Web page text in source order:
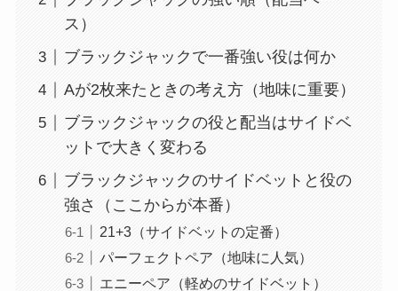
ス）
ブラックジャックで一番強い役は何か
Aが2枚来たときの考え方（地味に重要）
ブラックジャックの役と配当はサイドベ
ットで大きく変わる
ブラックジャックのサイドベットと役の
強さ（ここからが本番）
21+3（サイドベットの定番）
パーフェクトペア（地味に人気）
エニーペア（軽めのサイドベット）